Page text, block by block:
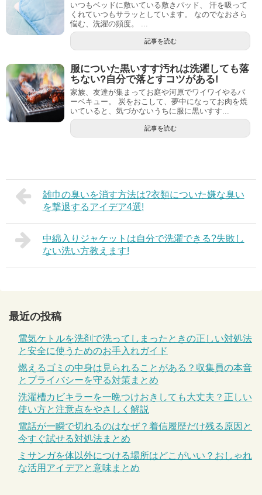
いつもベッドに敷いている敷きパッド、 汗を吸って
くれていつもサラッとしています。 なのでなおさら
悩む、洗濯の頻度。 ...
記事を読む
服についた黒いすす汚れは洗濯しても落
ちない?自分で落とすコツがある!
家族、友達が集まってお庭や河原でワイワイやるバ
ーベキュー。 炭をおこして、夢中になってお肉を焼
いていると、気づかないうちに服に黒いすす...
記事を読む
雑巾の臭いを消す方法は?衣類についた嫌な臭い
を撃退するアイデア4選!
中綿入りジャケットは自分で洗濯できる?失敗し
ない洗い方教えます!
最近の投稿
電気ケトルを洗剤で洗ってしまったときの正しい対処法
と安全に使うためのお手入れガイド
燃えるゴミの中身は見られることがある？収集員の本音
とプライバシーを守る対策まとめ
洗濯槽カビキラーを一晩つけおきしても大丈夫？正しい
使い方と注意点をやさしく解説
電話が一瞬で切れるのはなぜ？着信履歴だけ残る原因と
今すぐ試せる対処法まとめ
ミサンガを体以外につける場所はどこがいい？おしゃれ
な活用アイデアと意味まとめ